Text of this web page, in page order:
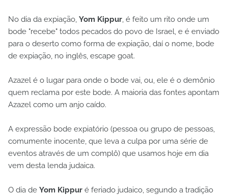
No dia da expiação, Yom Kippur, é feito um rito onde um
bode "recebe" todos pecados do povo de Israel, e é enviado
para o deserto como forma de expiação, daí o nome, bode
de expiação, no inglês, escape goat.
Azazel é o lugar para onde o bode vai, ou, ele é o demônio
quem reclama por este bode. A maioria das fontes apontam
Azazel como um anjo caído.
A expressão bode expiatório (pessoa ou grupo de pessoas,
comumente inocente, que leva a culpa por uma série de
eventos através de um complô) que usamos hoje em dia
vem desta lenda judaica.
O dia de Yom Kippur é feriado judaico, segundo a tradição